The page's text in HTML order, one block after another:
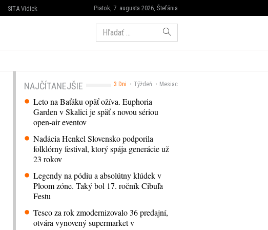
Piatok, 7. augusta 2026, Štefánia
SITA Vidiek
Hľadať:
3 Dni Týždeň Mesiac
NAJČÍTANEJŠIE
Leto na Baťáku opäť ožíva. Euphoria
Garden v Skalici je späť s novou sériou
open-air eventov
Nadácia Henkel Slovensko podporila
folklórny festival, ktorý spája generácie už
23 rokov
Legendy na pódiu a absolútny klúdek v
Ploom zóne. Taký bol 17. ročník Cibuľa
Festu
Tesco za rok zmodernizovalo 36 predajní,
otvára vynovený supermarket v